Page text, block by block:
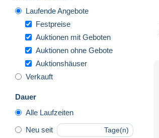
Laufende Angebote
Festpreise
Auktionen mit Geboten
Auktionen ohne Gebote
Auktionshäuser
Verkauft
Dauer
Alle Laufzeiten
Neu seit Tage(n)